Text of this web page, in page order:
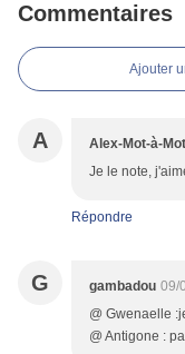
Commentaires
Ajouter
A Alex-Mot-à-
Je le note,
Répondre
G gambadou 09/
@ Gwenaelle
@ Antigone :